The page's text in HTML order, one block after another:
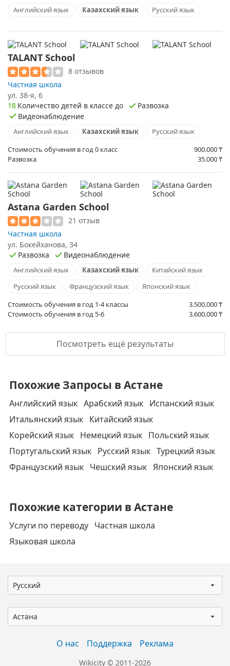
Английский язык Казахский язык Русский язык
TALANT School
8 отзывов
Частная школа
ул. ​38-я, 6
18 Количество детей в классе до
Развозка
Видеонаблюдение
Английский язык Казахский язык
Русский язык
Стоимость обучения в год 0 класс
900.000₸
Развозка
35.000₸
Astana Garden School
21 отзыв
Частная школа
ул. Бокейханова, 34
Развозка
Видеонаблюдение
Английский язык Казахский язык
Китайский язык
Русский язык
Французский язык
Японский язык
Стоимость обучения в год 1-4 классы
3.500.000₸
Стоимость обучения в год 5-6
3.600.000₸
Посмотреть ещё результаты
Похожие Запросы в Астане
Английский язык Арабский язык Испанский язык
Итальянский язык Китайский язык
Корейский язык Немецкий язык Польский язык
Португальский язык Русский язык Турецкий язык
Французский язык Чешский язык Японский язык
Похожие категории в Астане
Услуги по переводу Частная школа
Языковая школа
Русский
Астана
О нас Поддержка Реклама
Wikicity © 2011-2026